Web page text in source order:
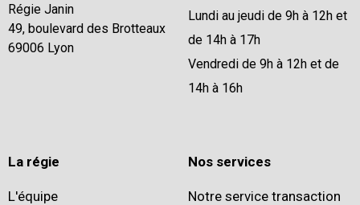
Régie Janin
49, boulevard des Brotteaux
69006 Lyon
Lundi au jeudi de 9h à 12h et
de 14h à 17h
Vendredi de 9h à 12h et de
14h à 16h
La régie
L'équipe
Nos services
Notre service transaction